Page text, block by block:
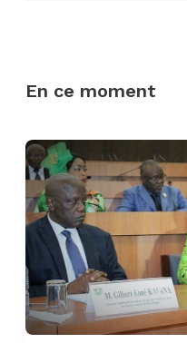
En ce moment